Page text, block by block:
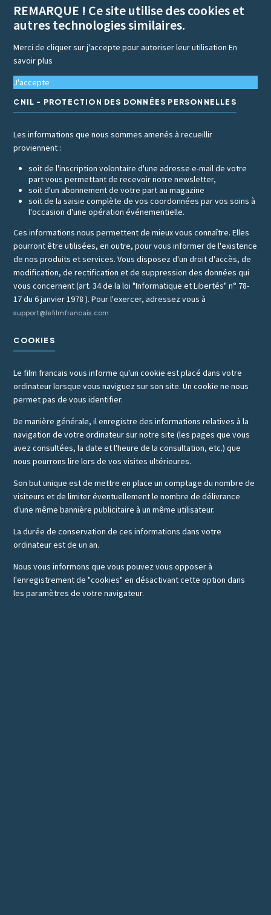
REMARQUE ! Ce site utilise des cookies et
autres technologies similaires.
Merci de cliquer sur j'accepte pour autoriser leur utilisationEn
savoir plus
J'accepte
CNIL - PROTECTION DES DONNÉES PERSONNELLES
Les informations que nous sommes amenés à recueillir
proviennent :
soit de l'inscription volontaire d'une adresse e-mail de votre
part vous permettant de recevoir notre newsletter,
soit d'un abonnement de votre part au magazine
soit de la saisie complète de vos coordonnées par vos soins à
l'occasion d'une opération événementielle.
Ces informations nous permettent de mieux vous connaître. Elles
pourront être utilisées, en outre, pour vous informer de l'existence
de nos produits et services. Vous disposez d'un droit d'accès, de
modification, de rectification et de suppression des données qui
vous concernent (art. 34 de la loi "Informatique et Libertés" n° 78-
17 du 6 janvier 1978 ). Pour l'exercer, adressez vous à
support@lefilmfrancais.com
COOKIES
Le film francais vous informe qu'un cookie est placé dans votre
ordinateur lorsque vous naviguez sur son site. Un cookie ne nous
permet pas de vous identifier.
De manière générale, il enregistre des informations relatives à la
navigation de votre ordinateur sur notre site (les pages que vous
avez consultées, la date et l'heure de la consultation, etc.) que
nous pourrons lire lors de vos visites ultérieures.
Son but unique est de mettre en place un comptage du nombre de
visiteurs et de limiter éventuellement le nombre de délivrance
d'une même bannière publicitaire à un même utilisateur.
La durée de conservation de ces informations dans votre
ordinateur est de un an.
Nous vous informons que vous pouvez vous opposer à
l'enregistrement de "cookies" en désactivant cette option dans
les paramètres de votre navigateur.